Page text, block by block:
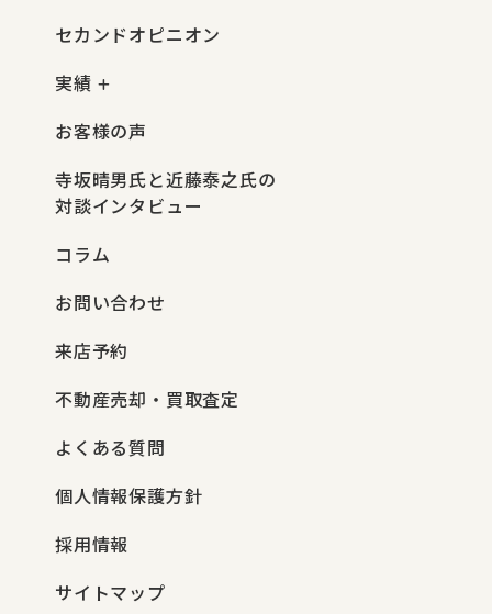
セカンドオピニオン
実績
お客様の声
寺坂晴男氏と近藤泰之氏の
対談インタビュー
コラム
お問い合わせ
来店予約
不動産売却・買取査定
よくある質問
個人情報保護方針
採用情報
サイトマップ